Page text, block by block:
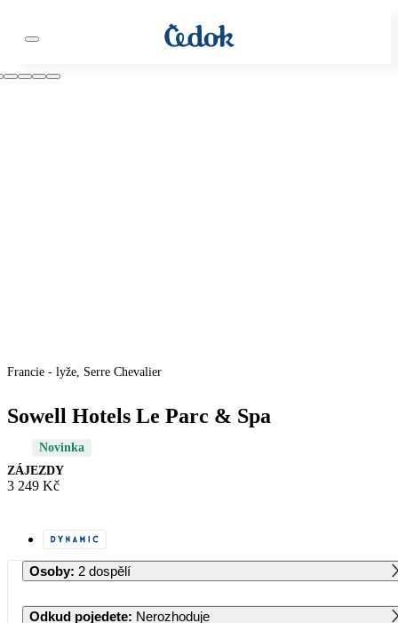
Francie - lyže, Serre Chevalier
Sowell Hotels Le Parc & Spa
Novinka
ZÁJEZDY
3 249 Kč
Osoby: 2 dospělí
Odkud pojedete: Nerozhoduje